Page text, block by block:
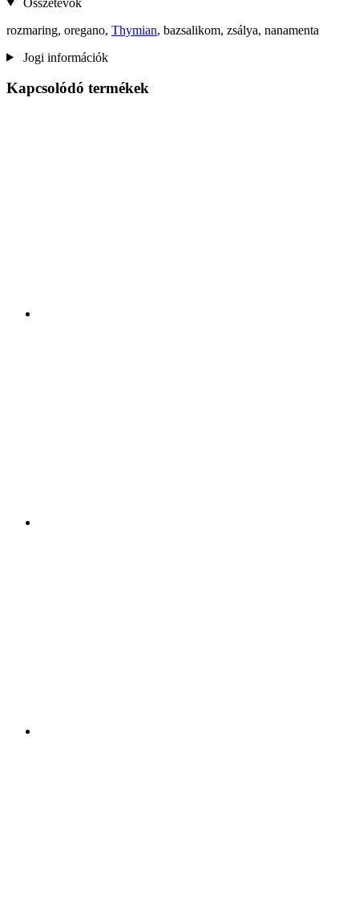
rozmaring, oregano, Thymian, bazsalikom, zsálya, nanamenta
Jogi információk
Kapcsolódó termékek